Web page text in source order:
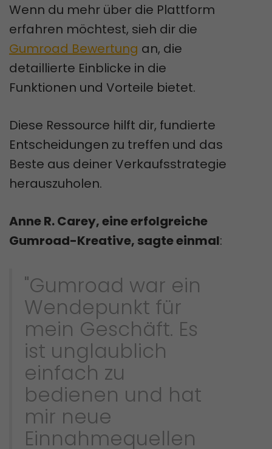
Wenn du mehr über die Plattform
erfahren möchtest, sieh dir die
Gumroad Bewertung an, die
detaillierte Einblicke in die
Funktionen und Vorteile bietet.
Diese Ressource hilft dir, fundierte
Entscheidungen zu treffen und das
Beste aus deiner Verkaufsstrategie
herauszuholen.
Anne R. Carey, eine erfolgreiche
Gumroad-Kreative, sagte einmal:
"Gumroad war ein
Wendepunkt für
mein Geschäft. Es
ist unglaublich
einfach zu
bedienen und hat
mir neue
Einnahmequellen